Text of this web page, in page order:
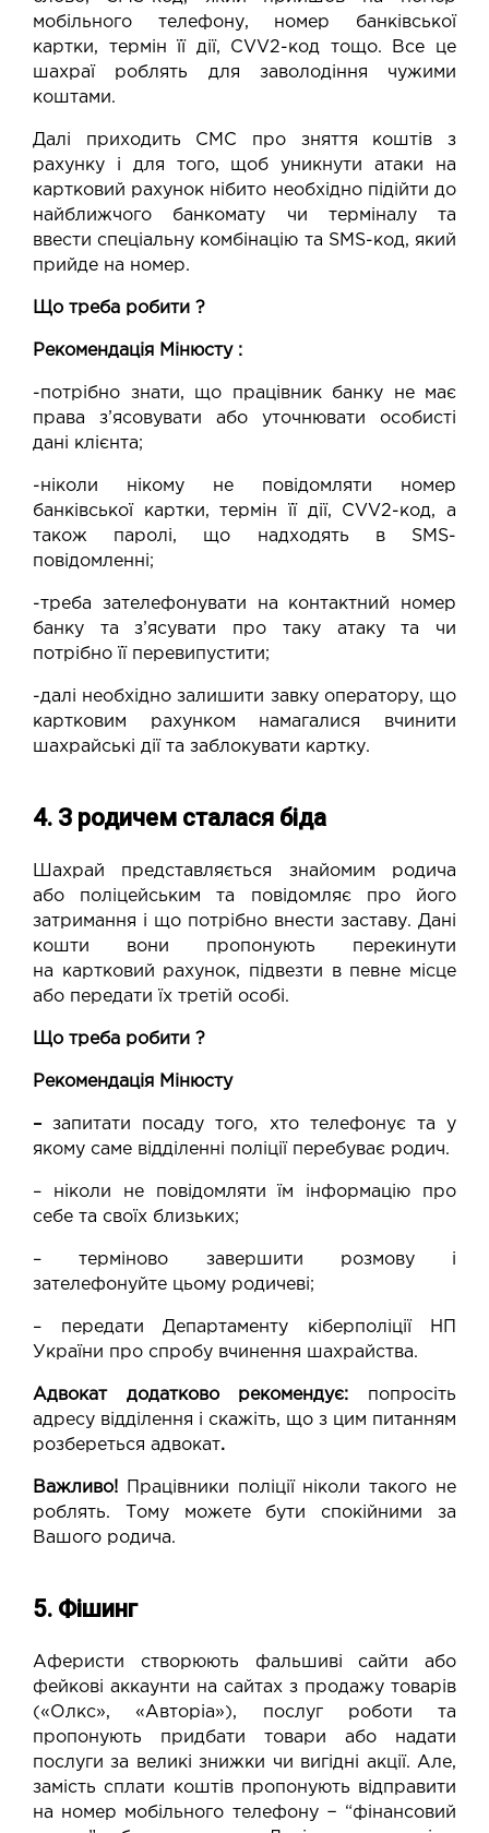
мобільного телефону, номер банківської
картки, термін її дії, CVV2-код тощо. Все це
шахраї роблять для заволодіння чужими
коштами.
Далі приходить СМС про зняття коштів з
рахунку і для того, щоб уникнути атаки на
картковий рахунок нібито необхідно підійти до
найближчого банкомату чи терміналу та
ввести спеціальну комбінацію та SMS-код, який
прийде на номер.
Що треба робити ?
Рекомендація Мінюсту :
-потрібно знати, що працівник банку не має
права з’ясовувати або уточнювати особисті
дані клієнта;
-ніколи нікому не повідомляти номер
банківської картки, термін її дії, CVV2-код, а
також паролі, що надходять в SMS-
повідомленні;
-треба зателефонувати на контактний номер
банку та з’ясувати про таку атаку та чи
потрібно її перевипустити;
-далі необхідно залишити завку оператору, що
картковим рахунком намагалися вчинити
шахрайські дії та заблокувати картку.
4. З родичем сталася біда
Шахрай представляється знайомим родича
або поліцейським та повідомляє про його
затримання і що потрібно внести заставу. Дані
кошти вони пропонують перекинути
на картковий рахунок, підвезти в певне місце
або передати їх третій особі.
Що треба робити ?
Рекомендація Мінюсту
–запитати посаду того, хто телефонує та у
якому саме відділенні поліції перебуває родич.
– ніколи не повідомляти їм інформацію про
себе та своїх близьких;
– терміново завершити розмову і
зателефонуйте цьому родичеві;
– передати Департаменту кіберполіції НП
України про спробу вчинення шахрайства.
Адвокат додатково рекомендує: попросіть
адресу відділення і скажіть, що з цим питанням
розбереться адвокат.
Важливо!
Працівники поліції ніколи такого не
роблять. Тому можете бути спокійними за
Вашого родича.
5. Фішинг
Аферисти створюють фальшиві сайти або
фейкові аккаунти на сайтах з продажу товарів
(«Олкс», «Авторіа»), послуг роботи та
пропонують придбати товари або надати
послуги за великі знижки чи вигідні акції. Але,
замість сплати коштів пропонують відправити
на номер мобільного телефону − “фінансовий